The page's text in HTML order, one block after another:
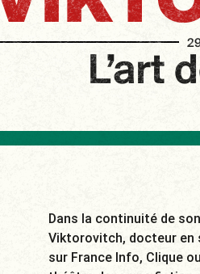
L’art
Dans la continuité de
Viktorovitch, docteur en
sur France Info, Clique